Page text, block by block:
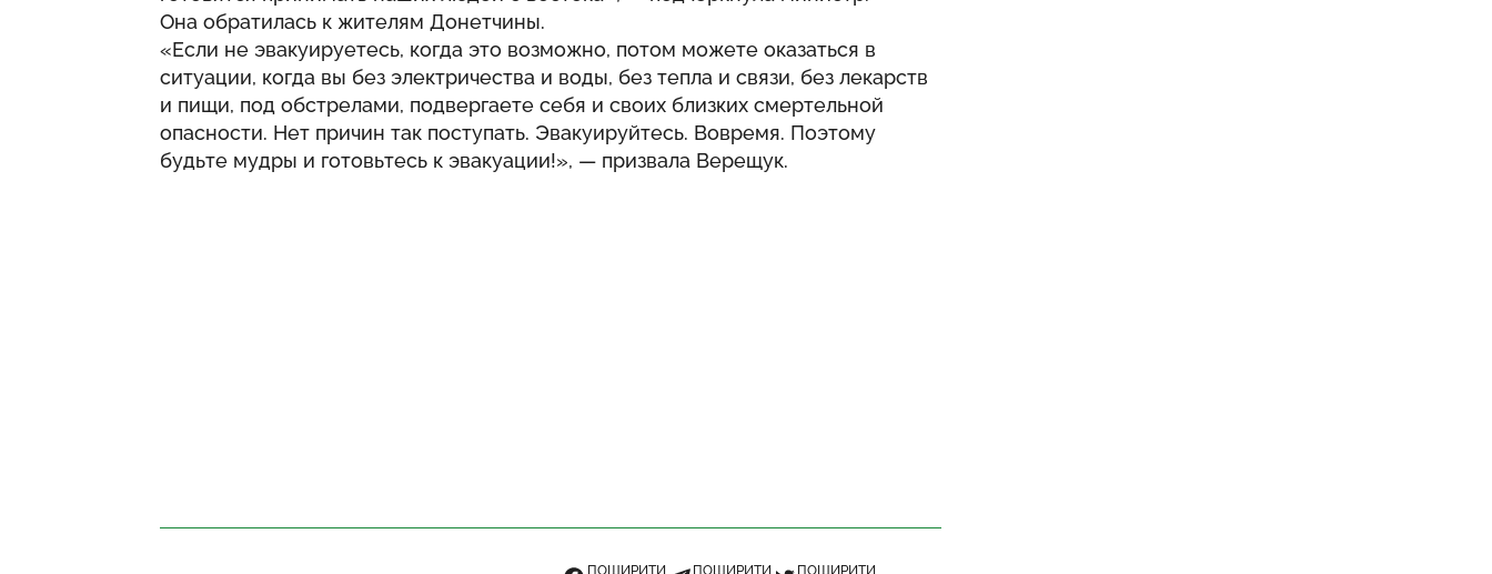
Она обратилась к жителям Донетчины.
«Если не эвакуируетесь, когда это возможно, потом можете оказаться в
ситуации, когда вы без электричества и воды, без тепла и связи, без лекарств
и пищи, под обстрелами, подвергаете себя и своих близких смертельной
опасности. Нет причин так поступать. Эвакуируйтесь. Вовремя. Поэтому
будьте мудры и готовьтесь к эвакуации!», — призвала Верещук.
ПОШИРИТИ
ПОШИРИТИ
ПОШИРИТИ